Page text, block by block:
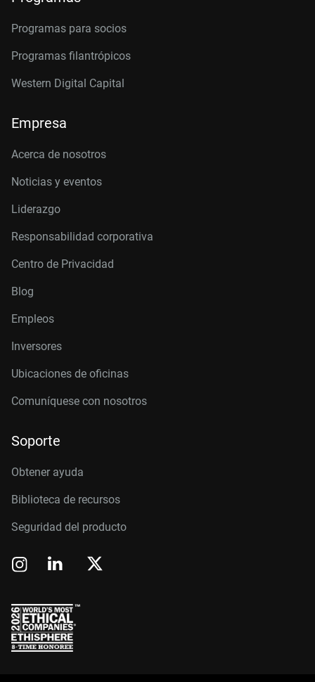
Programas para socios
Programas filantrópicos
Western Digital Capital
Empresa
Acerca de nosotros
Noticias y eventos
Liderazgo
Responsabilidad corporativa
Centro de Privacidad
Blog
Empleos
Inversores
Ubicaciones de oficinas
Comuníquese con nosotros
Soporte
Obtener ayuda
Biblioteca de recursos
Seguridad del producto